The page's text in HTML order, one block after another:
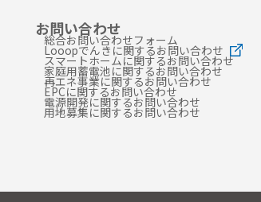
2015年
2014年
2013年
2012年
お問い合わせ
総合お問い合わせフォーム
Looopでんきに関するお問い合わせ
スマートホームに関するお問い合わせ
家庭用蓄電池に関するお問い合わせ
再エネ事業に関するお問い合わせ
EPCに関するお問い合わせ
電源開発に関するお問い合わせ
用地募集に関するお問い合わせ